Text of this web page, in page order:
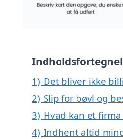
1) Det bliver ikke
2) Slip for bøvl og
3) Hvad kan et
4) Indhent altid